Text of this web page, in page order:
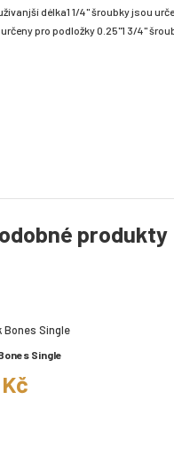
délka1 1/4" šroubky jsou
pro podložky 0.25"1 3/4"
produkty
Single